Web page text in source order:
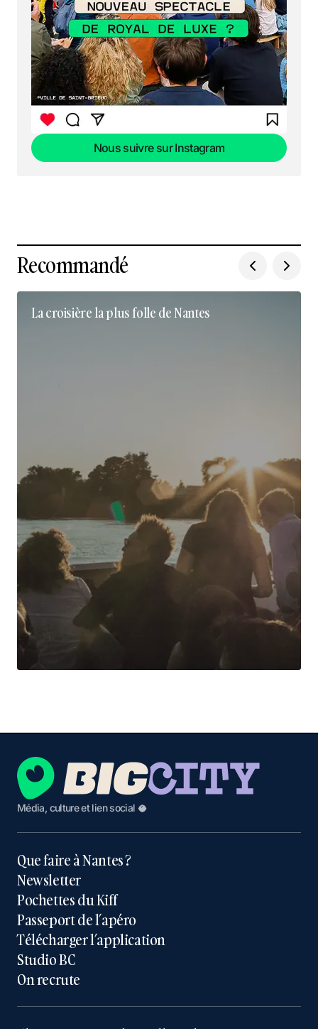
Nous suivre sur Instagram
Recommandé
La croisière la plus folle de Nantes
Média, culture et lien social 🥥
Que faire à Nantes ?
Newsletter
Pochettes du Kiff
Passeport de l’apéro
Télécharger l’application
Studio BC
On recrute